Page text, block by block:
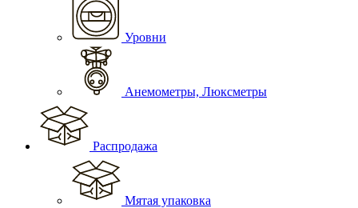
Уровни
Анемометры, Люксметры
Распродажа
Мятая упаковка